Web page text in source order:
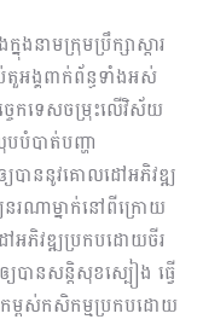
ងនាមក្រុមប្រឹក្សាស្តារ
ង្គពាក់ព័ន្ធទាំងអស់
ចេកទេសចម្រុះលើវិស័យ
បំបាត់បញ្ហា
យបាននូវគោលដៅអភិវឌ្ឍ
រណាម្នាក់នៅពីក្រោយ
ភិវឌ្ឍប្រកបដោយចីរ
យបានសន្តិសុខស្បៀង ធ្វើ
កម្ពស់កសិកម្មប្រកបដោយ